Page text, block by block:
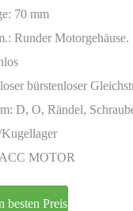
70 mm
Runder Motorgehäuse.
bürstenloser
D, O, Rändel,
MOTOR
besten Preis